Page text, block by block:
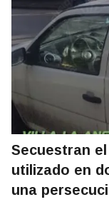
Secuestran
utilizado en
una